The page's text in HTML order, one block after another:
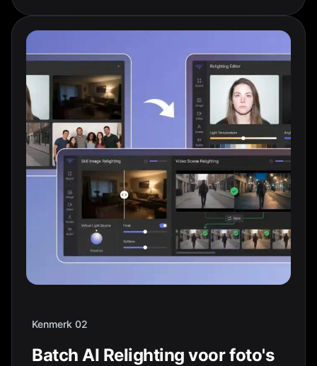
Kenmerk 02
Batch AI Relighting voor foto's